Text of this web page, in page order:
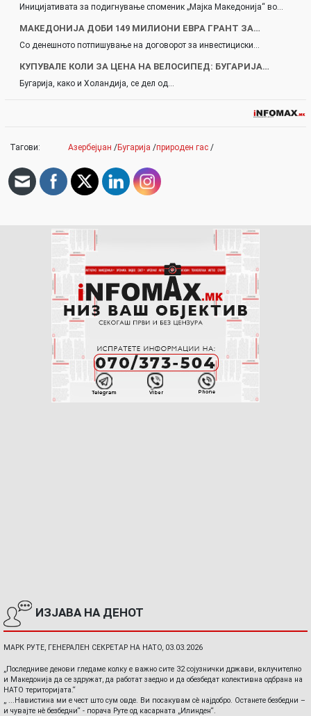
Иницијативата за подигнување споменик „Мајка Македонија“ во…
МАКЕДОНИЈА ДОБИ 149 МИЛИОНИ ЕВРА ГРАНТ ЗА…
Со денешното потпишување на договорот за инвестициски…
КУПУВАЛЕ КОЛИ ЗА ЦЕНА НА ВЕЛОСИПЕД: БУГАРИЈА…
Бугарија, како и Холандија, се дел од…
Тагови: Азербејџан /Бугарија /природен гас /
ИЗЈАВА НА ДЕНОТ
МАРК РУТЕ, ГЕНЕРАЛЕН СЕКРЕТАР НА НАТО, 03.03.2026
„Последниве денови гледаме колку е важно сите 32 сојузнички држави, вклучително
и Македонија да се здружат, да работат заедно и да обезбедат колективна одбрана на
НАТО територијата.“
„ ...Навистина ми е чест што сум овде. Ви посакувам сè најдобро. Останете безбедни –
и чувајте нè безбедни“ - порача Руте од касарната „Илинден“.